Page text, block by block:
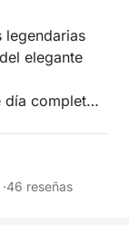
legendarias
elegante
día completo
un icono
todo el
46 reseñas